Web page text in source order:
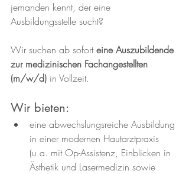
jemanden kennt, der eine
Ausbildungsstelle sucht?
Wir suchen ab sofort eine Auszubildende
zur medizinischen Fachangestellten
(m/w/d) in Vollzeit.
Wir bieten:
eine abwechslungsreiche Ausbildung
in einer modernen Hautarztpraxis
(u.a. mit Op-Assistenz, Einblicken in
Ästhetik und Lasermedizin sowie